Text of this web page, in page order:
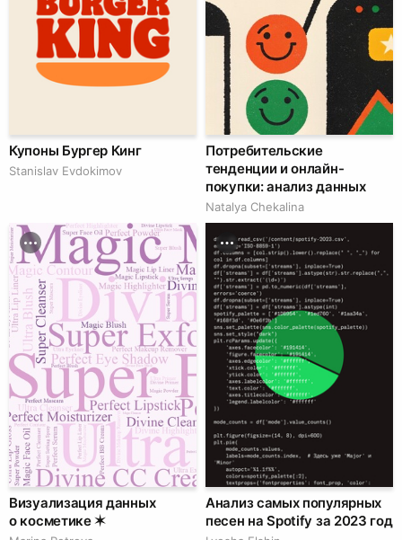
Купоны Бургер Кинг
Stanislav Evdokimov
Потребительские
тенденции и онлайн-
покупки: анализ данных
Natalya Chekalina
Визуализация данных
о косметике ✶
Анализ самых популярных
песен на Spotify за 2023 год